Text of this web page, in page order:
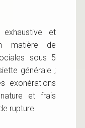
et
matière de
sous 5
générale ;
exonérations
et frais
rupture.